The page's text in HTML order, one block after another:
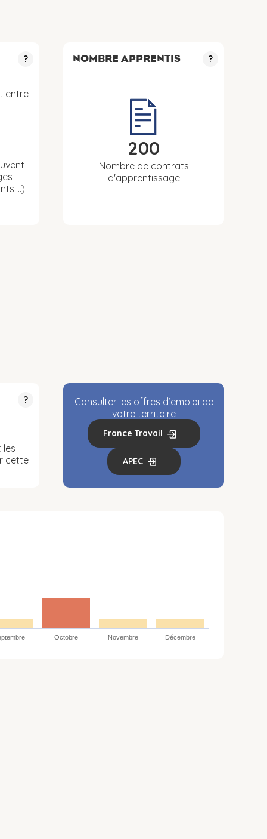
?
entre
NOMBRE APPRENTIS ?
200
Nombre de contrats
d'apprentissage
?
les
cette
Consulter les offres d’emploi de
votre territoire
France Travail
APEC
Octobre Novembre Décembre